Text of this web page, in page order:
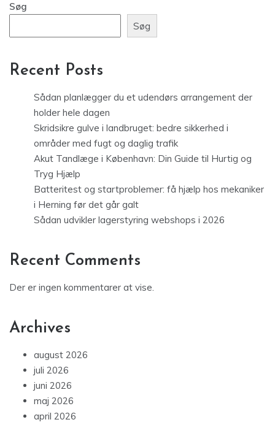
Søg
Søg
Recent Posts
Sådan planlægger du et udendørs arrangement der
holder hele dagen
Skridsikre gulve i landbruget: bedre sikkerhed i
områder med fugt og daglig trafik
Akut Tandlæge i København: Din Guide til Hurtig og
Tryg Hjælp
Batteritest og startproblemer: få hjælp hos mekaniker
i Herning før det går galt
Sådan udvikler lagerstyring webshops i 2026
Recent Comments
Der er ingen kommentarer at vise.
Archives
august 2026
juli 2026
juni 2026
maj 2026
april 2026